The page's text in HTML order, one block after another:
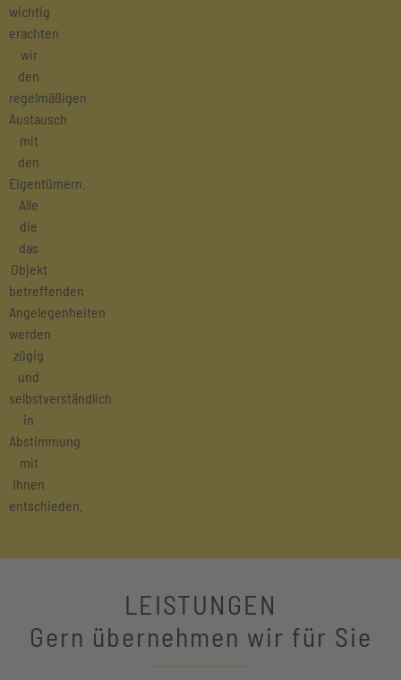
wichtig
erachten
wir
den
regelmäßigen
Austausch
mit
den
Eigentümern.
Alle
die
das
Objekt
betreffenden
Angelegenheiten
werden
zügig
und
selbstverständlich
in
Abstimmung
mit
Ihnen
entschieden.
LEISTUNGEN
Gern übernehmen wir für Sie